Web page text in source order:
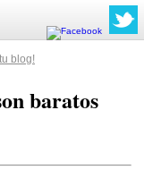
blog!
baratos